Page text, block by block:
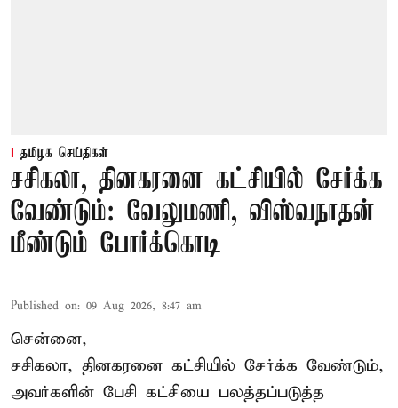
தமிழக செய்திகள்
சசிகலா, தினகரனை கட்சியில் சேர்க்க
வேண்டும்: வேலுமணி, விஸ்வநாதன்
மீண்டும் போர்க்கொடி
Published on: 09 Aug 2026, 8:47 am
சென்னை,
சசிகலா, தினகரனை கட்சியில் சேர்க்க வேண்டும்,
அவர்களின் பேசி கட்சியை பலத்தப்படுத்த